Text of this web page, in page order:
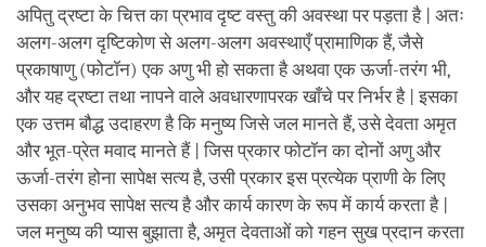
अपितु द्रष्टा के चित्त का प्रभाव दृष्ट वस्तु की अवस्था पर पड़ता है | अतः
अलग-अलग दृष्टिकोण से अलग-अलग अवस्थाएँ प्रामाणिक हैं, जैसे
प्रकाषाणु (फोटॉन) एक अणु भी हो सकता है अथवा एक ऊर्जा-तरंग भी,
और यह द्रष्टा तथा नापने वाले अवधारणापरक खाँचे पर निर्भर है | इसका
एक उत्तम बौद्ध उदाहरण है कि मनुष्य जिसे जल मानते हैं, उसे देवता अमृत
और भूत-प्रेत मवाद मानते हैं | जिस प्रकार फोटॉन का दोनों अणु और
ऊर्जा-तरंग होना सापेक्ष सत्य है, उसी प्रकार इस प्रत्येक प्राणी के लिए
उसका अनुभव सापेक्ष सत्य है और कार्य कारण के रूप में कार्य करता है |
जल मनुष्य की प्यास बुझाता है, अमृत देवताओं को गहन सुख प्रदान करता